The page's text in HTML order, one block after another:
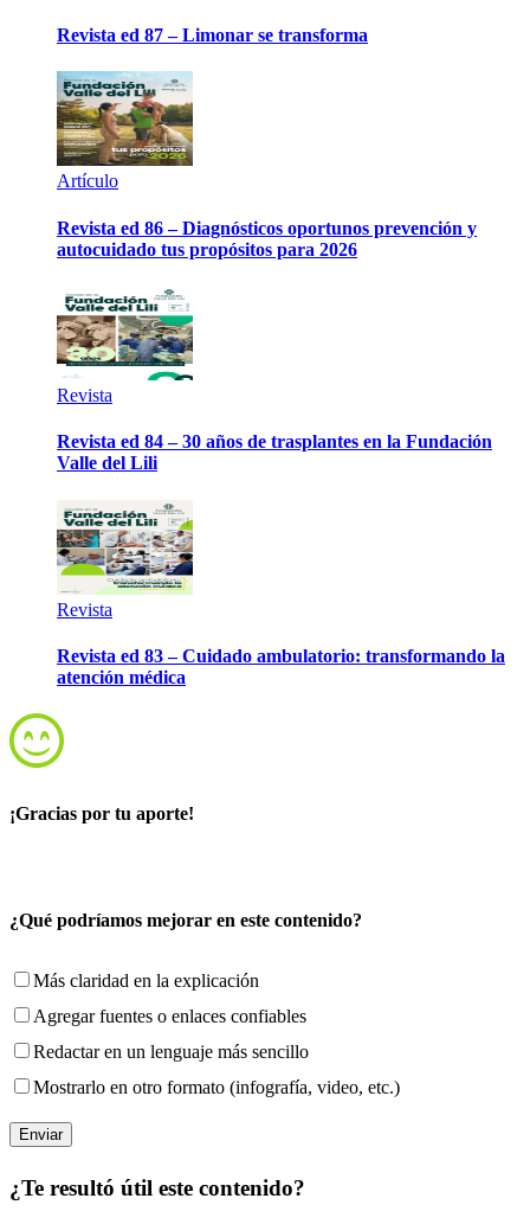
Revista ed 87 – Limonar se transforma
Artículo
Revista ed 86 – Diagnósticos oportunos prevención y
autocuidado tus propósitos para 2026
Revista
Revista ed 84 – 30 años de trasplantes en la Fundación
Valle del Lili
Revista
Revista ed 83 – Cuidado ambulatorio: transformando la
atención médica
¡Gracias por tu aporte!
¿Qué podríamos mejorar en este contenido?
Más claridad en la explicación
Agregar fuentes o enlaces confiables
Redactar en un lenguaje más sencillo
Mostrarlo en otro formato (infografía, video, etc.)
¿Te resultó útil este contenido?